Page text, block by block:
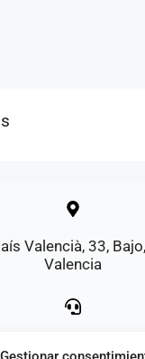
Valencià, 33,
Valencia